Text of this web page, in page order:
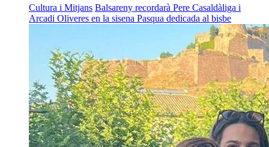
Cultura i Mitjans Balsareny recordarà Pere Casaldàliga i
Arcadi Oliveres en la sisena Pasqua dedicada al bisbe